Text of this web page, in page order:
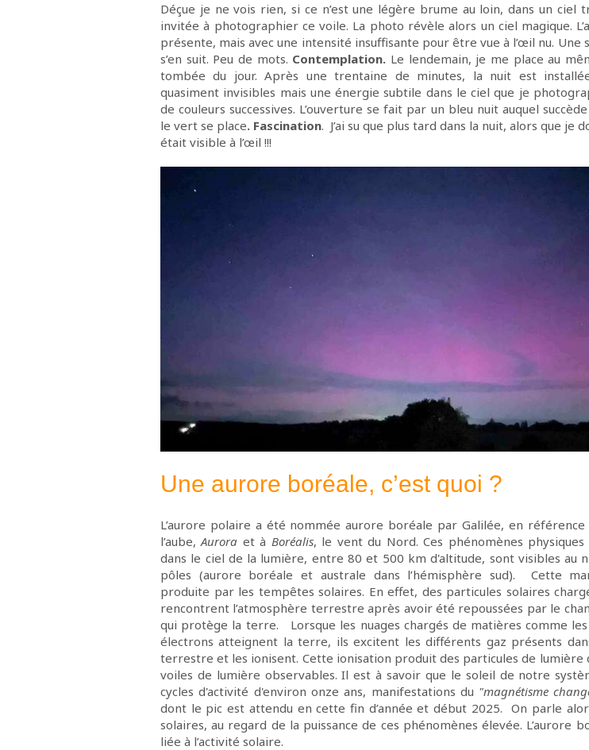
Déçue je ne vois rien, si ce n’est une légère brume au loin, dans un ciel
invitée à photographier ce voile. La photo révèle alors un ciel magique.
présente, mais avec une intensité insuffisante pour être vue à l’œil nu. Une
s’en suit. Peu de mots. Contemplation. Le lendemain, je me place au
tombée du jour. Après une trentaine de minutes, la nuit est
quasiment invisibles mais une énergie subtile dans le ciel que je
de couleurs successives. L’ouverture se fait par un bleu nuit auquel
le vert se place. Fascination. J’ai su que plus tard dans la nuit, alors que je
était visible à l’œil !!!
Une aurore boréale, c’est quoi ?
L’aurore polaire a été nommée aurore boréale par Galilée, en référence
l’aube,Aurora et à Boréalis, le vent du Nord. Ces phénomènes
dans le ciel de la lumière, entre 80 et 500 km d'altitude, sont visibles au
pôles (aurore boréale et australe dans l’hémisphère sud). Cette
produite par les tempêtes solaires. En effet, des particules solaires
rencontrent l’atmosphère terrestre après avoir été repoussées par le
qui protège la terre. Lorsque les nuages chargés de matières comme
électrons atteignent la terre, ils excitent les différents gaz présents
terrestre et les ionisent. Cette ionisation produit des particules de lumière
voiles de lumière observables. Il est à savoir que le soleil de notre
cycles d'activité d'environ onze ans, manifestations du "magnétisme
dont le pic est attendu en cette fin d’année et début 2025. On parle
solaires, au regard de la puissance de ces phénomènes élevée. L’aurore
liée à l’activité solaire.